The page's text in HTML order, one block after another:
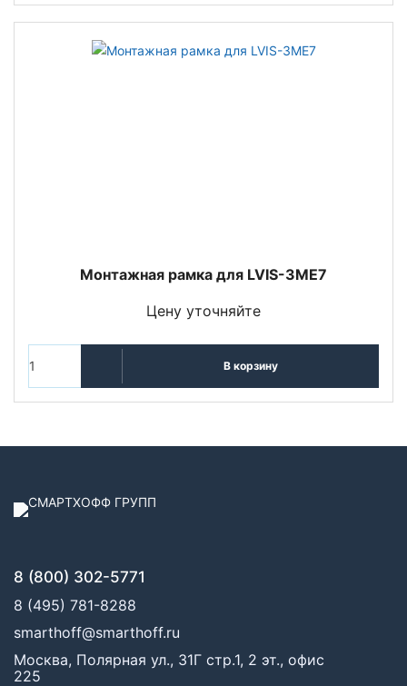
Монтажная рамка для LVIS-3ME7
Цену уточняйте
В корзину
8 (800) 302-5771
8 (495) 781-8288
smarthoff@smarthoff.ru
Москва, Полярная ул., 31Г стр.1, 2 эт., офис
225